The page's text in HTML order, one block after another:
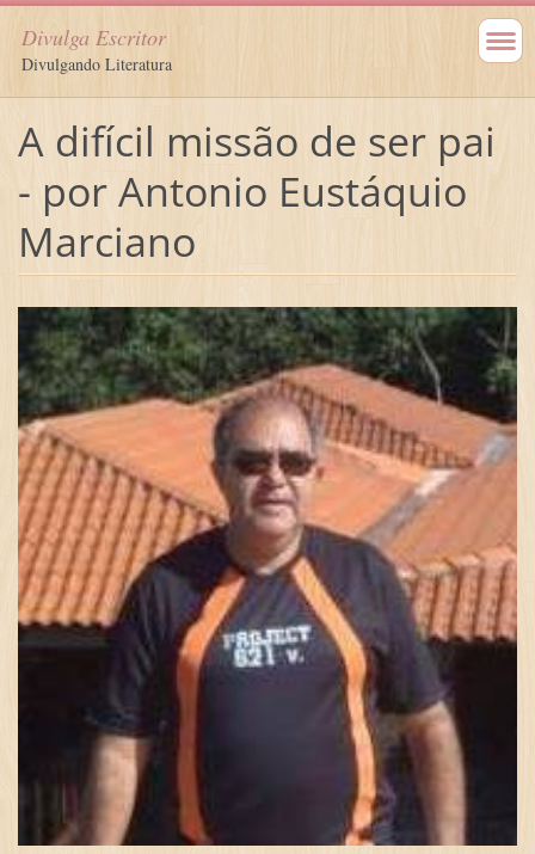
Divulga Escritor
Divulgando Literatura
A difícil missão de ser pai
- por Antonio Eustáquio
Marciano